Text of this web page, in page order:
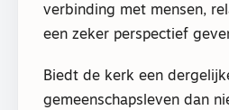
verbinding met mensen,
een zeker perspectief
Biedt de kerk een
gemeenschapsleven dan